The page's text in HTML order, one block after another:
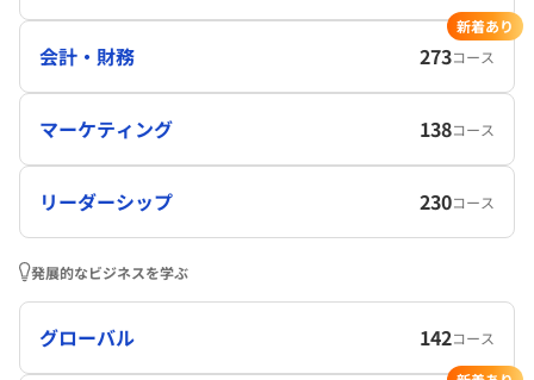
会計・財務 273コース
新着あり
マーケティング 138コース
リーダーシップ 230コース
発展的なビジネスを学ぶ
グローバル 142コース